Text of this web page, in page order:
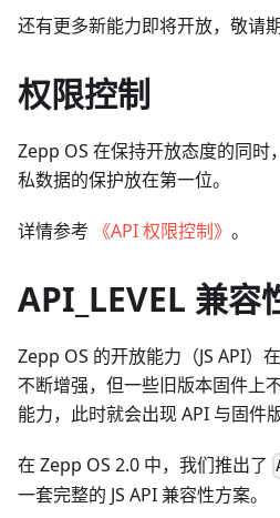
还有更多新能力即将开放，敬请期
权限控制
Zepp OS 在保持开放态度的同时
私数据的保护放在第一位。
详情参考 《API 权限控制》 。
API_LEVEL 兼容
Zepp OS 的开放能力（JS API）
不断增强，但一些旧版本固件上
能力，此时就会出现 API 与固件
在 Zepp OS 2.0 中，我们推出了
一套完整的 JS API 兼容性方案。